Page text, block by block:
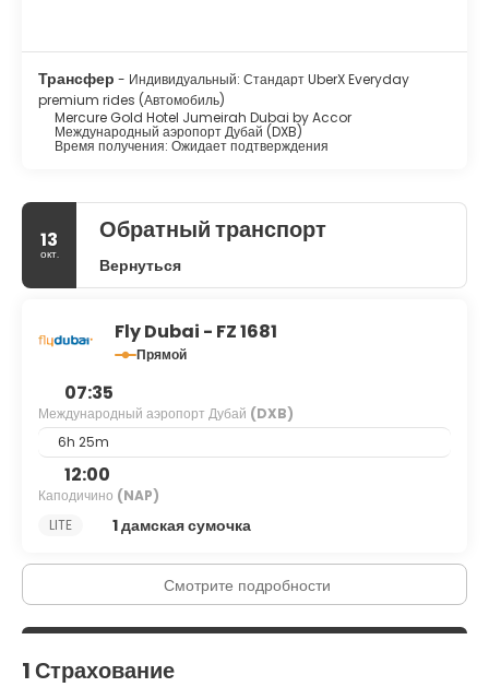
Трансфер - Индивидуальный: Стандарт UberX Everyday
premium rides (Автомобиль)
Mercure Gold Hotel Jumeirah Dubai by Accor
Международный аэропорт Дубай (DXB)
Время получения: Ожидает подтверждения
13
окт.
Обратный транспорт
Вернуться
Fly Dubai - FZ 1681
Прямой
07:35
Международный аэропорт Дубай (DXB)
6h 25m
12:00
Каподичино (NAP)
LITE
1 дамская сумочка
Смотрите подробности
1 Страхование